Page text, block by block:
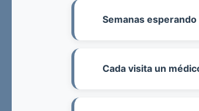
Semanas esperando
Cada visita un